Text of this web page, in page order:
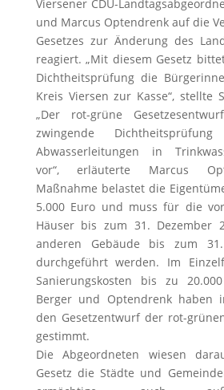
Viersener CDU-
und Marcus Optendrenk auf die
Gesetzes zur Änderung des
reagiert. „Mit diesem Gesetz
Dichtheitsprüfung die
Kreis Viersen zur Kasse“, stellte
„Der rot-grüne
zwingende
Abwasserleitungen in
vor“, erläuterte Marcus
Maßnahme belastet die
5.000 Euro und muss für die
Häuser bis zum 31. Dezember
anderen Gebäude bis zum
durchgeführt werden. Im
Sanierungskosten bis zu
Berger und Optendrenk haben
den Gesetzentwurf der rot-
gestimmt.
Die Abgeordneten wiesen
Gesetz die Städte und